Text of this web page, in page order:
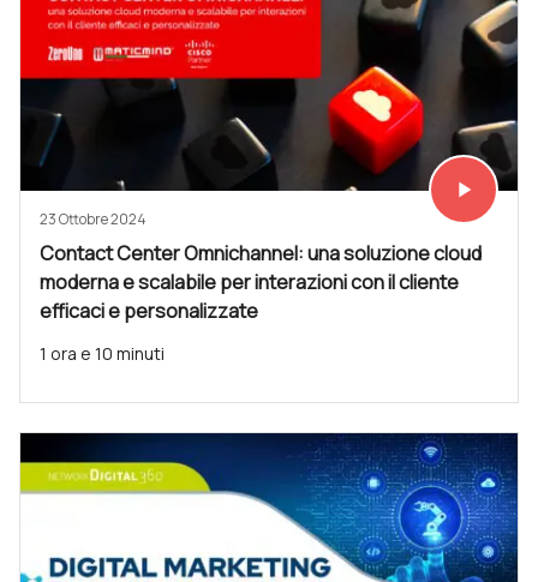
Vedi subito
play_arrow
23 Ottobre 2024
Contact Center Omnichannel: una soluzione cloud
moderna e scalabile per interazioni con il cliente
efficaci e personalizzate
1 ora e 10 minuti